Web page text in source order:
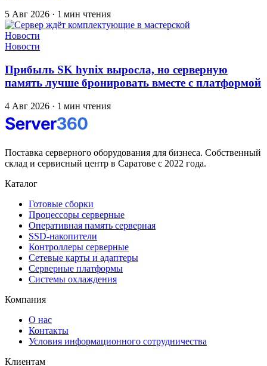
5 Авг 2026 · 1 мин чтения
Новости
Новости
Прибыль SK hynix выросла, но серверную
память лучше бронировать вместе с платформой
4 Авг 2026 · 1 мин чтения
Поставка серверного оборудования для бизнеса. Собственный
склад и сервисный центр в Саратове с 2022 года.
Каталог
Готовые сборки
Процессоры серверные
Оперативная память серверная
SSD-накопители
Контроллеры серверные
Сетевые карты и адаптеры
Серверные платформы
Системы охлаждения
Компания
О нас
Контакты
Условия информационного сотрудничества
Клиентам